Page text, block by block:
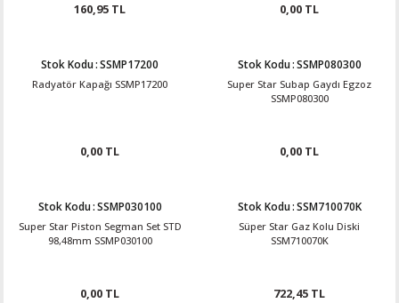
160,95 TL 0,00 TL
Stok Kodu:SSMP17200
Radyatör Kapağı SSMP17200
0,00 TL
Stok Kodu:SSMP080300
Super Star Subap Gaydı Egzoz
SSMP080300
0,00 TL
Stok Kodu:SSMP030100
Super Star Piston Segman Set STD
98,48mm SSMP030100
0,00 TL
Stok Kodu:SSM710070K
Süper Star Gaz Kolu Diski
SSM710070K
722,45 TL